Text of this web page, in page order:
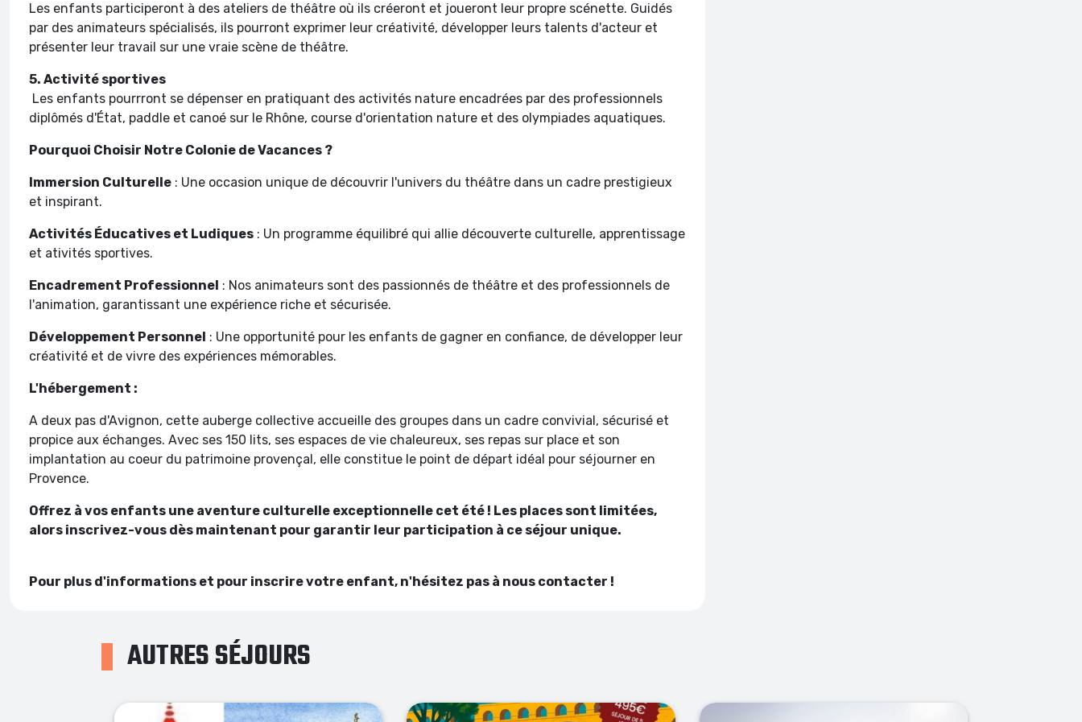
Les enfants participeront à des ateliers de théâtre où ils créeront et joueront leur propre scénette. Guidés
par des animateurs spécialisés, ils pourront exprimer leur créativité, développer leurs talents d'acteur et
présenter leur travail sur une vraie scène de théâtre.
5. Activité sportives
Les enfants pourrront se dépenser en pratiquant des activités nature encadrées par des professionnels
diplômés d'État, paddle et canoé sur le Rhône, course d'orientation nature et des olympiades aquatiques.
Pourquoi Choisir Notre Colonie de Vacances ?
Immersion Culturelle : Une occasion unique de découvrir l'univers du théâtre dans un cadre prestigieux
et inspirant.
Activités Éducatives et Ludiques : Un programme équilibré qui allie découverte culturelle, apprentissage
et ativités sportives.
Encadrement Professionnel : Nos animateurs sont des passionnés de théâtre et des professionnels de
l'animation, garantissant une expérience riche et sécurisée.
Développement Personnel : Une opportunité pour les enfants de gagner en confiance, de développer leur
créativité et de vivre des expériences mémorables.
L'hébergement :
A deux pas d'Avignon, cette auberge collective accueille des groupes dans un cadre convivial, sécurisé et
propice aux échanges. Avec ses 150 lits, ses espaces de vie chaleureux, ses repas sur place et son
implantation au coeur du patrimoine provençal, elle constitue le point de départ idéal pour séjourner en
Provence.
Offrez à vos enfants une aventure culturelle exceptionnelle cet été ! Les places sont limitées,
alors inscrivez-vous dès maintenant pour garantir leur participation à ce séjour unique.
Pour plus d'informations et pour inscrire votre enfant, n'hésitez pas à nous contacter !
AUTRES SÉJOURS